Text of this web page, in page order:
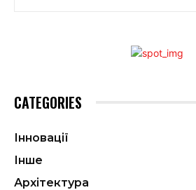
CATEGORIES
Інновації
Інше
Архітектура